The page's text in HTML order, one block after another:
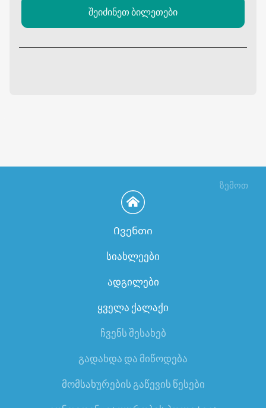
შეიძინეთ ბილეთები
ზემოთ
Ივენთი
სიახლეები
ადგილები
ყველა ქალაქი
ჩვენს შესახებ
გადახდა და მიწოდება
მომსახურების გაწევის წესები